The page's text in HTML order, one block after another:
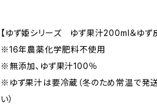
【ゆず姫シリーズ ゆず果汁200ml＆ゆず
※16年農薬化学肥料不使用
※無添加、ゆず果汁100％
※ゆず果汁は要冷蔵（冬のため常温で発
い）